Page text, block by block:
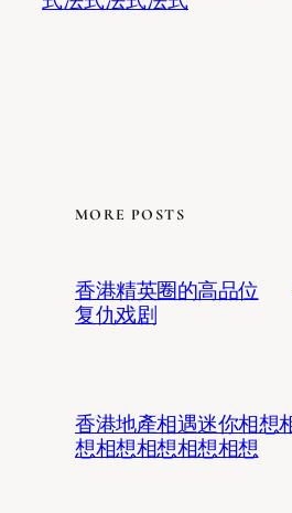
MORE POSTS
香港精英圈的高品位
复仇戏剧
香港地產相遇迷你相想
想相想相想相想相想